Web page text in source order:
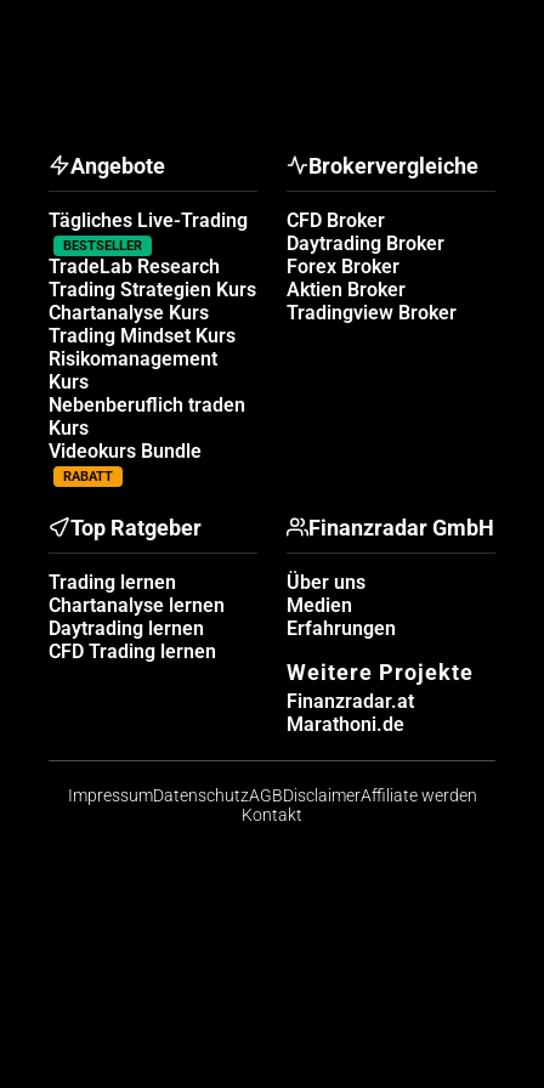
Angebote
Tägliches Live-Trading
BESTSELLER
TradeLab Research
Trading Strategien Kurs
Chartanalyse Kurs
Trading Mindset Kurs
Risikomanagement
Kurs
Nebenberuflich traden
Kurs
Videokurs Bundle
RABATT
Brokervergleiche
CFD Broker
Daytrading Broker
Forex Broker
Aktien Broker
Tradingview Broker
Top Ratgeber
Trading lernen
Chartanalyse lernen
Daytrading lernen
CFD Trading lernen
Finanzradar GmbH
Über uns
Medien
Erfahrungen
Weitere Projekte
Finanzradar.at
Marathoni.de
ImpressumDatenschutzAGBDisclaimerAffiliate werden
Kontakt